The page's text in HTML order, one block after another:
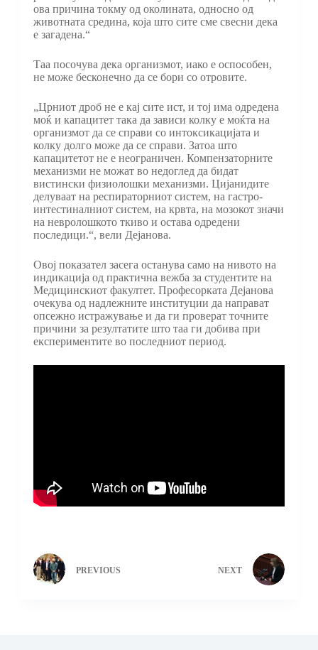
ова причина токму од околината, односно од
животната средина, која што сите сме свесни дека
е загадена.“
Таа посочува дека организмот, иако е оспособен,
не може бесконечно да се бори со отровите.
„Црниот дроб не е кај сите ист, и тој има одредена
моќ и капацитет така да зависи колку е моќта на
организмот да се справи со интоксикацијата и
колку долго може да се справи. Затоа што
капацитетот не е неограничен. Компензаторните
механизми не можат во недоглед да бидат
вистински физиолошки механизми. Цијанидите
делуваат на респираторниот систем, на гастро-
интестиналниот систем, на крвта, на мозокот значи
на невролошкото ткиво и остава одредени
последици.“, вели Дејанова.
Овој показател засега останува само на нивото на
индикација од практична вежба за студентите на
Медицинскиот факултет. Професорката Дејанова
очекува од надлежните институции да направат
опсежно истражување и да ги проверат точните
причини за резултатите што таа ги добива при
експериментите во последниот период.
PREVIOUS NEXT